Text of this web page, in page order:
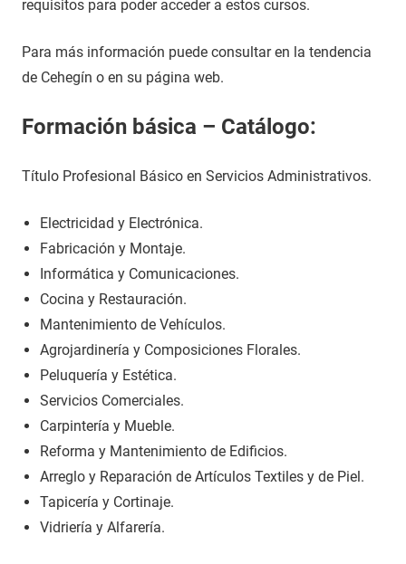
requisitos para poder acceder a estos cursos.
Para más información puede consultar en la tendencia
de Cehegín o en su página web.
Formación básica – Catálogo:
Título Profesional Básico en Servicios Administrativos.
Electricidad y Electrónica.
Fabricación y Montaje.
Informática y Comunicaciones.
Cocina y Restauración.
Mantenimiento de Vehículos.
Agrojardinería y Composiciones Florales.
Peluquería y Estética.
Servicios Comerciales.
Carpintería y Mueble.
Reforma y Mantenimiento de Edificios.
Arreglo y Reparación de Artículos Textiles y de Piel.
Tapicería y Cortinaje.
Vidriería y Alfarería.